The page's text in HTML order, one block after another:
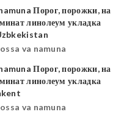
va namuna
va namuna